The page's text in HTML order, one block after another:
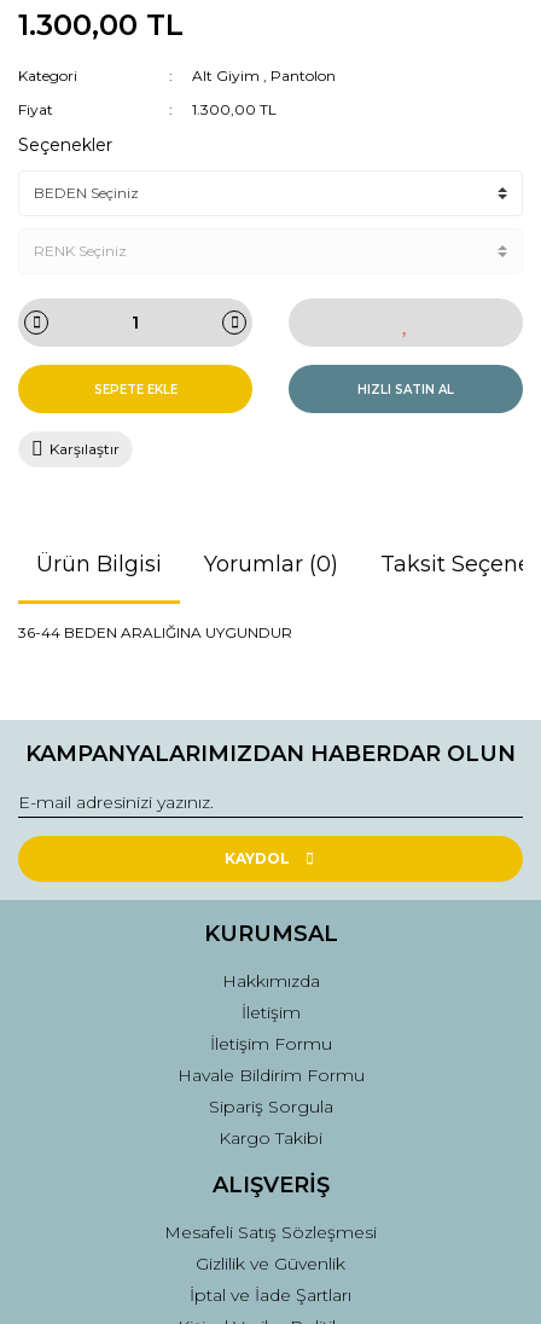
1.300,00 TL
Kategori Alt Giyim , Pantolon
Fiyat
1.300,00 TL
Seçenekler
SEPETE EKLE HIZLI SATIN AL
Karşılaştır
Ürün Bilgisi Yorumlar (0) Taksit
36-44 BEDEN ARALIĞINA UYGUNDUR
konularda yetersiz gördüğünüz noktaları öneri formunu
Görüş ve önerileriniz için teşekkür ederiz.
Ürün resmi kalitesiz, bozuk veya görüntülenemiyor.
Ürün açıklamasında eksik bilgiler bulunuyor.
Ürün fiyatı diğer sitelerden daha pahalı.
Gönder
KAMPANYALARIMIZDAN HABERDAR OLUN
KAYDOL
KURUMSAL
Hakkımızda
İletişim
İletişim Formu
Havale Bildirim Formu
Sipariş Sorgula
Kargo Takibi
ALIŞVERİŞ
Mesafeli Satış Sözleşmesi
Gizlilik ve Güvenlik
İptal ve İade Şartları